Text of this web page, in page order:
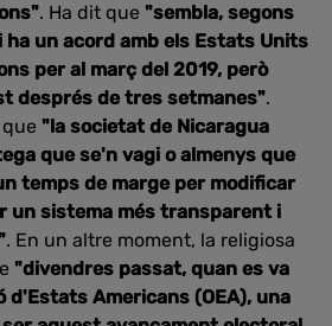
. Ha dit que "sembla, segons
un acord amb els Estats Units
per al març del 2019, però
després de tres setmanes".
"la societat de Nicaragua
que se'n vagi o almenys que
temps de marge per modificar
un sistema més transparent i
. En un altre moment, la religiosa
"divendres passat, quan es va
Americans (OEA), una